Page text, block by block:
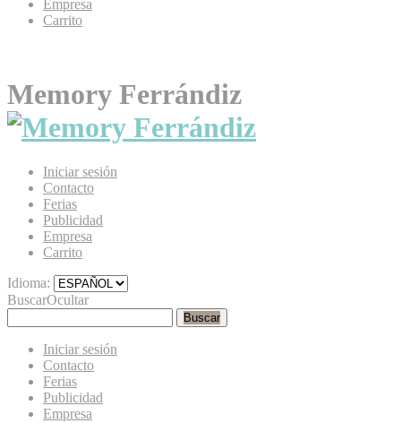
Empresa
Carrito
Memory Ferrándiz
Iniciar sesión
Contacto
Ferias
Publicidad
Empresa
Carrito
Idioma:
BuscarOcultar
Buscar
Iniciar sesión
Contacto
Ferias
Publicidad
Empresa